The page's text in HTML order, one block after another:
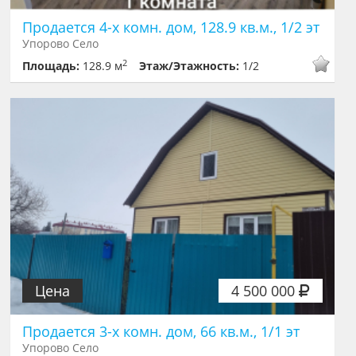
Продается 4-х комн. дом, 128.9 кв.м., 1/2 эт
Упорово Село
Площадь: 128.9 м2 Этаж/Этажность: 1/2
4 500 000
Цена
Продается 3-х комн. дом, 66 кв.м., 1/1 эт
Упорово Село